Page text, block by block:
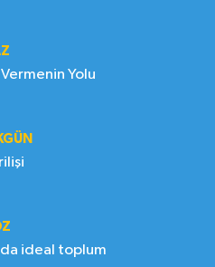
Vermenin Yolu
ideal toplum